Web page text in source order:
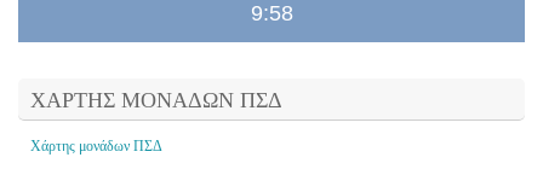
9:58
ΧΑΡΤΗΣ ΜΟΝΑΔΩΝ ΠΣΔ
Χάρτης μονάδων ΠΣΔ